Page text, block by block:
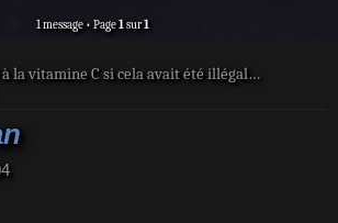
1 message • Page1sur1
la vitamine C si cela avait été illégal…